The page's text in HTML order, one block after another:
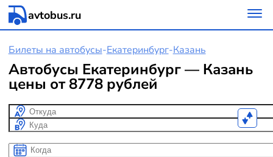
avtobus.ru
Билеты на автобусы-Екатеринбург-Казань
Автобусы Екатеринбург — Казань
цены от 8778 рублей
Откуда
Куда
Когда
Когда